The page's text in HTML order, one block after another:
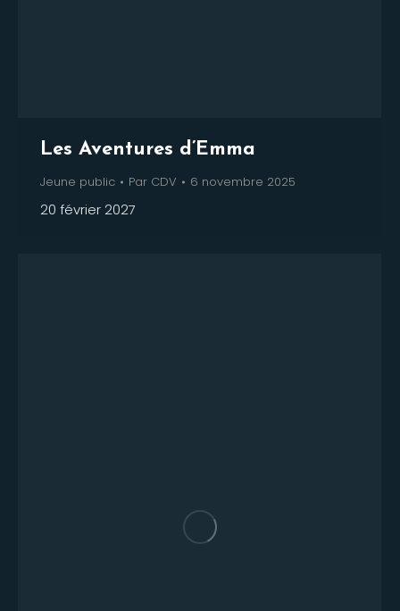
Les Aventures d’Emma
Jeune public Par CDV 6 novembre 2025
20 février 2027